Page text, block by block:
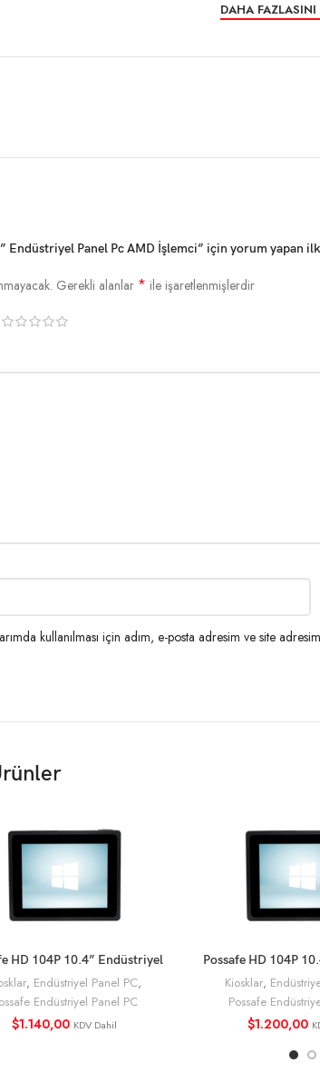
DAHA
Endüstriyel Panel Pc AMD İşlemci” için yorum yapan
Gerekli alanlar * ile işaretlenmişlerdir
kullanılması için adım, e-posta adresim ve site
SEPETE EKLE
HD 104P 10.4” Endüstriyel
Pc İ3 5.Nesil İşlemci
, Endüstriyel Panel PC,
Endüstriyel Panel PC
$1.140,00 KDV Dahil
SEPETE
Possafe HD 104P
Panel Pc i5
Kiosklar,
Possafe
$1.200,00